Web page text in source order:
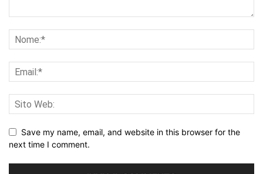
Save my name, email, and website in this browser for the
next time I comment.